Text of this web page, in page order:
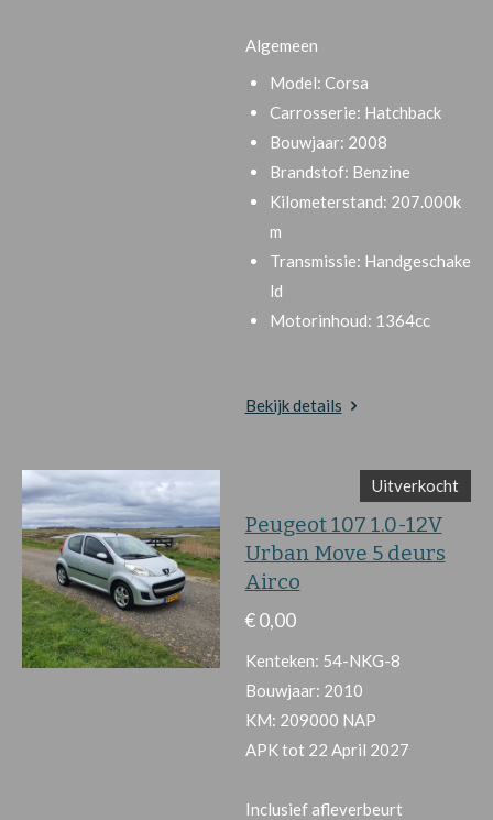
Algemeen
Model: Corsa
Carrosserie: Hatchback
Bouwjaar: 2008
Brandstof: Benzine
Kilometerstand: 207.000k
m
Transmissie: Handgeschake
ld
Motorinhoud: 1364cc
Bekijk details
Uitverkocht
Peugeot 107 1.0-12V
Urban Move 5 deurs
Airco
€ 0,00
Kenteken: 54-NKG-8
Bouwjaar: 2010
KM: 209000 NAP
APK tot 22 April 2027
Inclusief afleverbeurt